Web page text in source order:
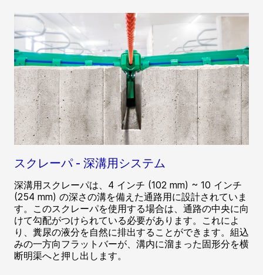
スクレーパ - 深溝用システム
深溝用スクレーパは、4 インチ (102 mm) ~ 10 インチ
(254 mm) の深さの溝を備えた通路用に設計されていま
す。このスクレーパを使用する場合は、通路の中央に向
けて勾配がつけられている必要があります。これによ
り、糞尿の液分を自然に排出することができます。組込
みの一方向フラットバーが、溝内に溜まった固形分を横
断明渠へと押し出します。